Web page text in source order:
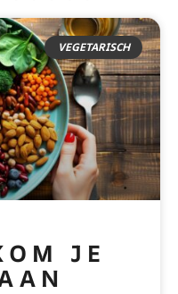
VEGETARISCH
JE